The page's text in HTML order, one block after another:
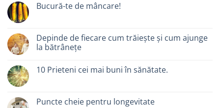
Bucură-te de mâncare!
Depinde de fiecare cum trăiește și cum ajunge
la bătrânețe
10 Prieteni cei mai buni în sănătate.
Puncte cheie pentru longevitate